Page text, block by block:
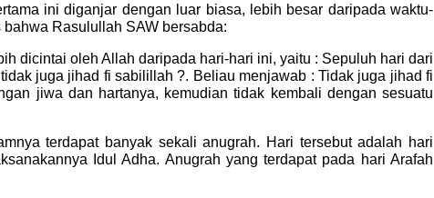
ini diganjar dengan luar biasa, lebih besar daripada waktu-
Rasulullah SAW bersabda:
dicintai oleh Allah daripada hari-hari ini, yaitu : Sepuluh hari dari
juga jihad fi sabilillah ?. Beliau menjawab : Tidak juga jihad fi
jiwa dan hartanya, kemudian tidak kembali dengan sesuatu
terdapat banyak sekali anugrah. Hari tersebut adalah hari
Idul Adha. Anugrah yang terdapat pada hari Arafah